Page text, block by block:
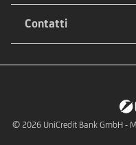
Contatti
© 2026 UniCredit Bank GmbH -